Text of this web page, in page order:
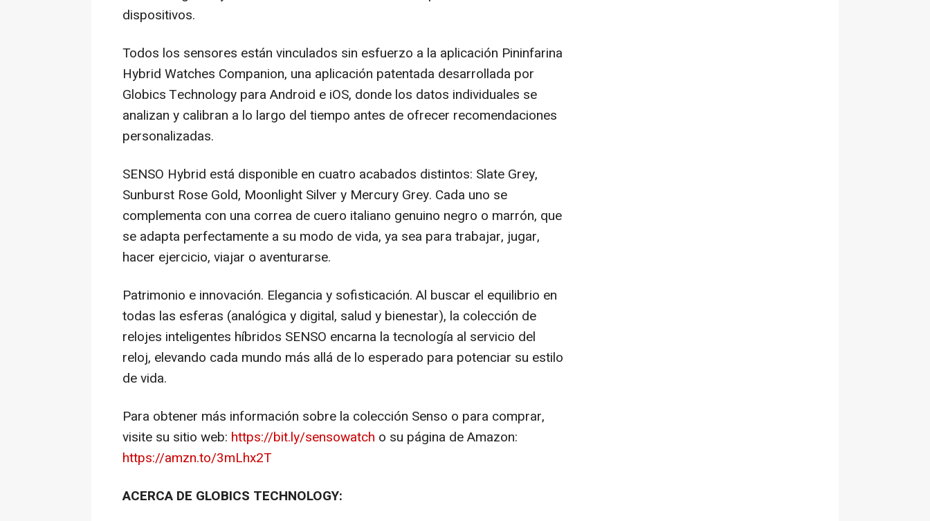
dispositivos.
Todos los sensores están vinculados sin esfuerzo a la aplicación Pininfarina
Hybrid Watches Companion, una aplicación patentada desarrollada por
Globics Technology para Android e iOS, donde los datos individuales se
analizan y calibran a lo largo del tiempo antes de ofrecer recomendaciones
personalizadas.
SENSO Hybrid está disponible en cuatro acabados distintos: Slate Grey,
Sunburst Rose Gold, Moonlight Silver y Mercury Grey. Cada uno se
complementa con una correa de cuero italiano genuino negro o marrón, que
se adapta perfectamente a su modo de vida, ya sea para trabajar, jugar,
hacer ejercicio, viajar o aventurarse.
Patrimonio e innovación. Elegancia y sofisticación. Al buscar el equilibrio en
todas las esferas (analógica y digital, salud y bienestar), la colección de
relojes inteligentes híbridos SENSO encarna la tecnología al servicio del
reloj, elevando cada mundo más allá de lo esperado para potenciar su estilo
de vida.
Para obtener más información sobre la colección Senso o para comprar,
visite su sitio web: https://bit.ly/sensowatch o su página de Amazon:
https://amzn.to/3mLhx2T
ACERCA DE GLOBICS TECHNOLOGY: